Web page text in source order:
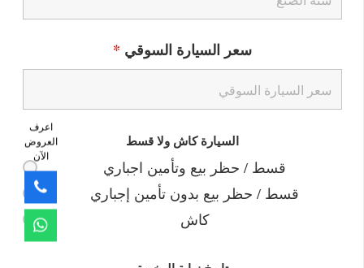
سعر السيارة السوقي *
السيارة كاش ولا قسط
قسط / حظر بيع وتأمين اجباري
قسط / حظر بيع بدون تأمين إجباري
كاش
اعرف
العروض
الآن